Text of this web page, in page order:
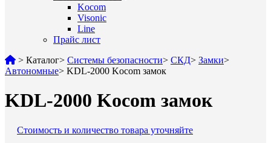
Kocom
Visonic
Line
Прайс лист
> Каталог> Системы безопасности> СКД> Замки>
Автономные> KDL-2000 Kocom замок
KDL-2000 Kocom замок
Стоимость и количество товара уточняйте